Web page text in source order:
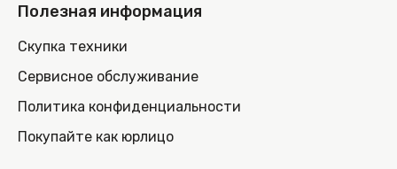
Полезная информация
Скупка техники
Сервисное обслуживание
Политика конфиденциальности
Покупайте как юрлицо